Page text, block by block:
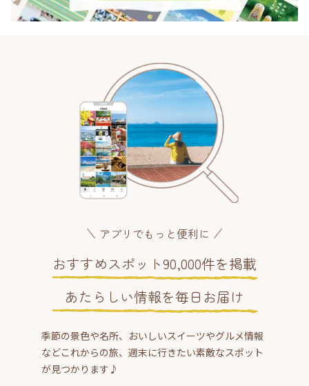
アプリでもっと便利に
おすすめスポット90,000件を掲載
あたらしい情報を毎日お届け
季節の景色や名所、おいしいスイーツやグルメ情報
などこれからの旅、週末に行きたい素敵なスポット
が見つかります♪